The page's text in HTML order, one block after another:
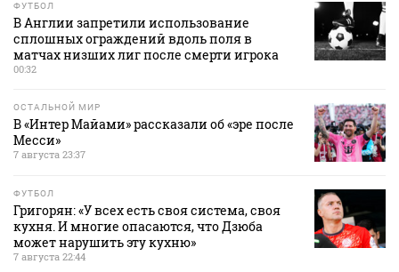
ФУТБОЛ
В Англии запретили использование
сплошных ограждений вдоль поля в
матчах низших лиг после смерти игрока
00:32
ОСТАЛЬНОЙ МИР
В «Интер Майами» рассказали об «эре после
Месси»
7 августа 23:37
ФУТБОЛ
Григорян: «У всех есть своя система, своя
кухня. И многие опасаются, что Дзюба
может нарушить эту кухню»
7 августа 22:44